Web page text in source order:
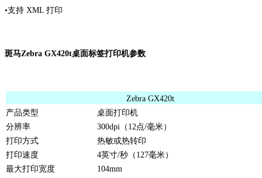
•支持 XML 打印
斑马Zebra GX420t桌面标签打印机参数
Zebra GX420t
产品类型
桌面打印机
分辨率
300dpi（12点/毫米）
打印方式
热敏或热转印
打印速度
4英寸/秒（127毫米）
最大打印宽度
104mm